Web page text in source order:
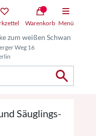
Warenkorb Menü
zum weißen Schwan
Weg 16
Säuglings-